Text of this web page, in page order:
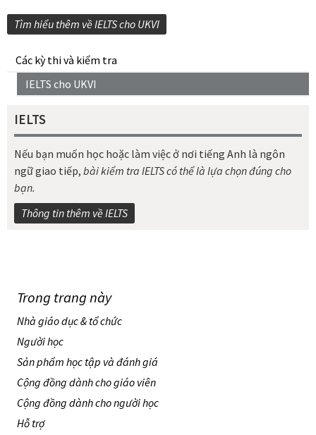
Các kỳ thi và kiểm tra
IELTS cho UKVI
IELTS
Nếu bạn muốn học hoặc làm việc ở nơi tiếng Anh là ngôn
ngữ giao tiếp, bài kiểm tra IELTS có thể là lựa chọn đúng cho
bạn.
Thông tin thêm về IELTS
Tìm hiểu thêm về IELTS cho UKVI
Trong trang này
Nhà giáo dục & tổ chức
Người học
Sản phẩm học tập và đánh giá
Cộng đồng dành cho giáo viên
Cộng đồng dành cho người học
Hỗ trợ